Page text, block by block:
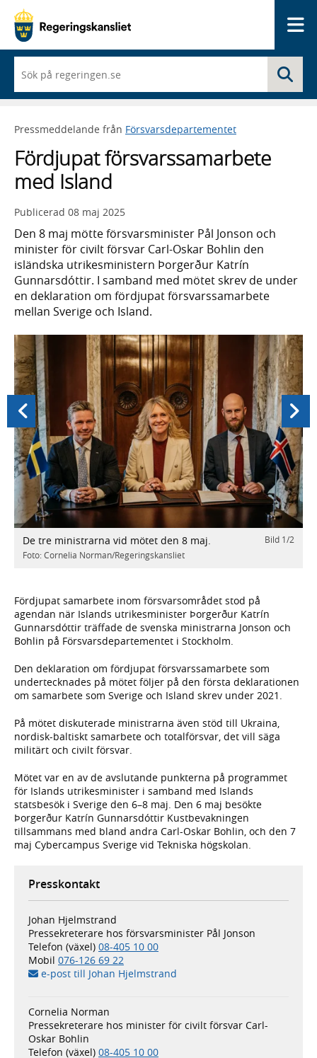
du
börjar
skriva
framträder
lista
med
sökförslag
Pressmeddelande från Försvarsdepartementet
Fördjupat försvarssamarbete
med Island
Publicerad 08 maj 2025
Den 8 maj mötte försvarsminister Pål Jonson och
minister för civilt försvar Carl-Oskar Bohlin den
isländska utrikesministern Þorgerður Katrín
Gunnarsdóttir. I samband med mötet skrev de under
en deklaration om fördjupat försvarssamarbete
mellan Sverige och Island.
Bild 1/2
De tre ministrarna vid mötet den 8 maj.
Foto: Cornelia Norman/Regeringskansliet
Föregående Nästa
Fördjupat samarbete inom försvarsområdet stod på
agendan när Islands utrikesminister Þorgerður Katrín
Gunnarsdóttir träffade de svenska ministrarna Jonson och
Bohlin på Försvarsdepartementet i Stockholm.
Den deklaration om fördjupat försvarssamarbete som
undertecknades på mötet följer på den första deklarationen
om samarbete som Sverige och Island skrev under 2021.
På mötet diskuterade ministrarna även stöd till Ukraina,
nordisk-baltiskt samarbete och totalförsvar, det vill säga
militärt och civilt försvar.
Mötet var en av de avslutande punkterna på programmet
för Islands utrikesminister i samband med Islands
statsbesök i Sverige den 6–8 maj. Den 6 maj besökte
Þorgerður Katrín Gunnarsdóttir Kustbevakningen
tillsammans med bland andra Carl-Oskar Bohlin, och den 7
maj Cybercampus Sverige vid Tekniska högskolan.
Presskontakt
Johan Hjelmstrand
Pressekreterare hos försvarsminister Pål Jonson
Telefon (växel) 08-405 10 00
Mobil 076-126 69 22
e-post till Johan Hjelmstrand
Cornelia Norman
Pressekreterare hos minister för civilt försvar Carl-
Oskar Bohlin
Telefon (växel) 08-405 10 00